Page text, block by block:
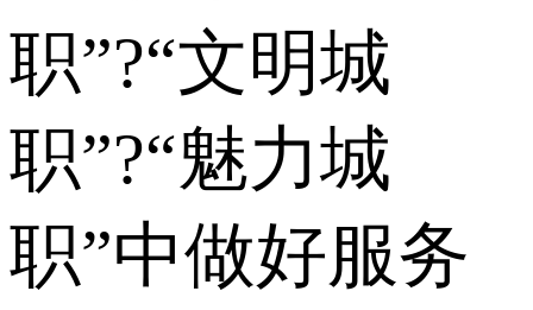
职”?“文明城
职”?“魅力城
职”中做好服务